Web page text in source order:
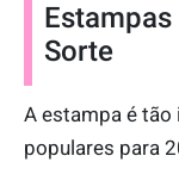
Sorte
A estampa é
populares para